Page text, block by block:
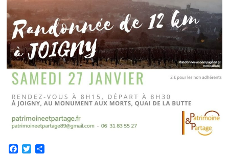
Facebook
Twitter